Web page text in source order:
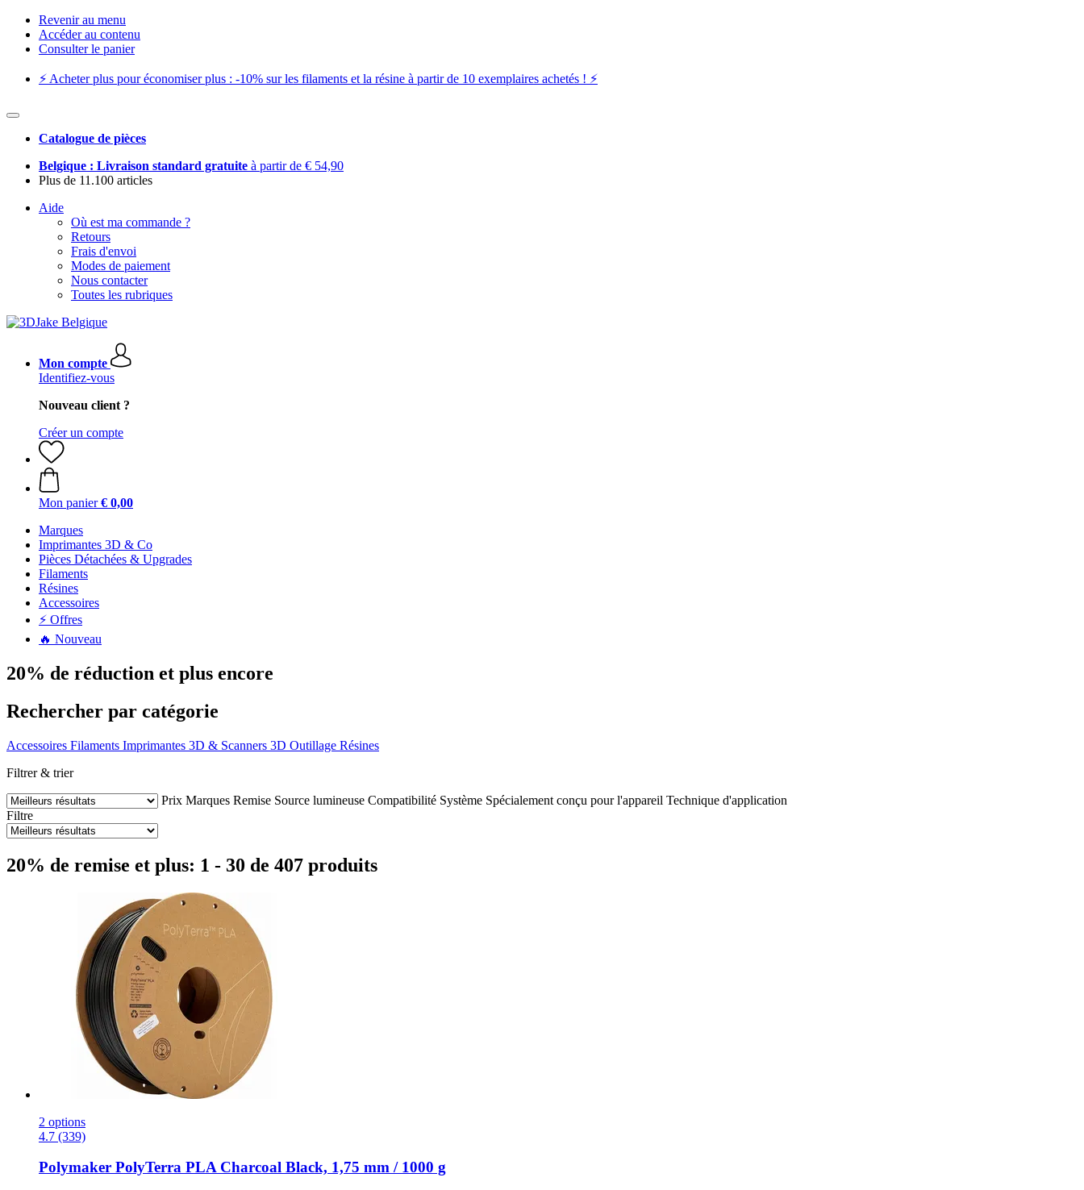
Revenir au menu
Accéder au contenu
Consulter le panier
⚡️ Acheter plus pour économiser plus : -10% sur les filaments et la résine à partir de 10 exemplaires achetés ! ⚡️
Catalogue de pièces
Belgique : Livraison standard gratuite à partir de € 54,90
Plus de 11.100 articles
Aide
Où est ma commande ?
Retours
Frais d'envoi
Modes de paiement
Nous contacter
Toutes les rubriques
Mon compte
Identifiez-vous
Nouveau client ?
Créer un compte
Mon panier € 0,00
Marques
Imprimantes 3D & Co
Pièces Détachées & Upgrades
Filaments
Résines
Accessoires
⚡ Offres
🔥 Nouveau
20% de réduction et plus encore
Rechercher par catégorie
Accessoires Filaments Imprimantes 3D & Scanners 3D Outillage Résines
Filtrer & trier
Prix Marques Remise Source lumineuse Compatibilité Système Spécialement conçu pour l'appareil Technique d'application
Filtre
20% de remise et plus: 1 - 30 de 407 produits
2 options
4.7 (339)
Polymaker PolyTerra PLA Charcoal Black, 1,75 mm / 1000 g